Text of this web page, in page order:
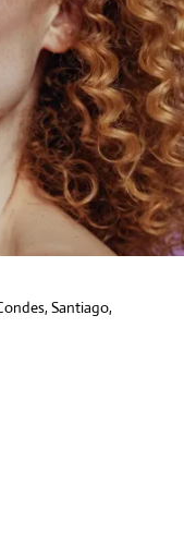
Santiago,